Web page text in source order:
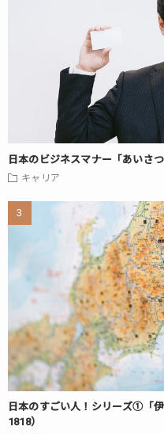
日本のビジネスマナー「あいさつ
キャリア
日本のすごい人！シリーズ①「
1818）